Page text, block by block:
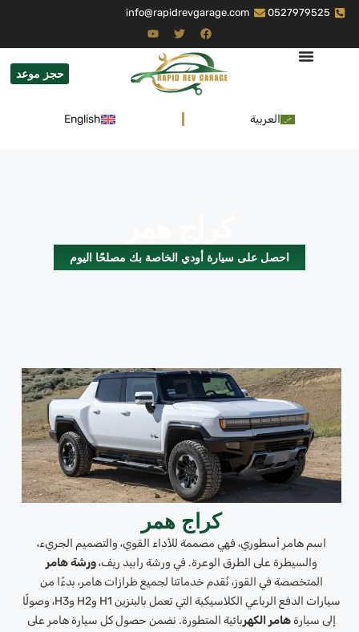
0527979525
info@rapidrevgarage.com
حجز موعد
العربية English
احصل على سيارة أودي الخاصة بك مصلحًا اليوم
كراج همر
اسم هامر أسطوري، فهي مصممة للأداء القوي، والتصميم الجريء،
والسيطرة على الطرق الوعرة. في ورشة رابيد ريف،ورشة هامر
المتخصصة في القوز، نُقدم خدماتنا لجميع طرازات هامر، بدءًا من
سيارات الدفع الرباعي الكلاسيكية التي تعمل بالبنزين H1 وH2 وH3، وصولًا
إلى سيارةهامر الكهربائية المتطورة. نضمن حصول كل سيارة هامر على